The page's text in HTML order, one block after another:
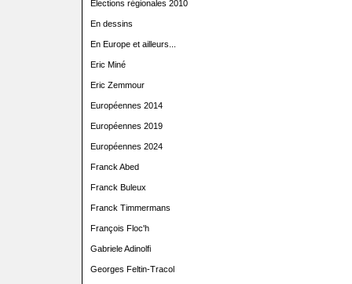
Elections régionales 2010
En dessins
En Europe et ailleurs...
Eric Miné
Eric Zemmour
Européennes 2014
Européennes 2019
Européennes 2024
Franck Abed
Franck Buleux
Franck Timmermans
François Floc'h
Gabriele Adinolfi
Georges Feltin-Tracol